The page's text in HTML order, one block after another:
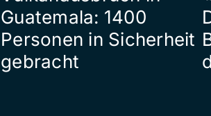
Guatemala: 1400
Personen in Sicherheit
gebracht